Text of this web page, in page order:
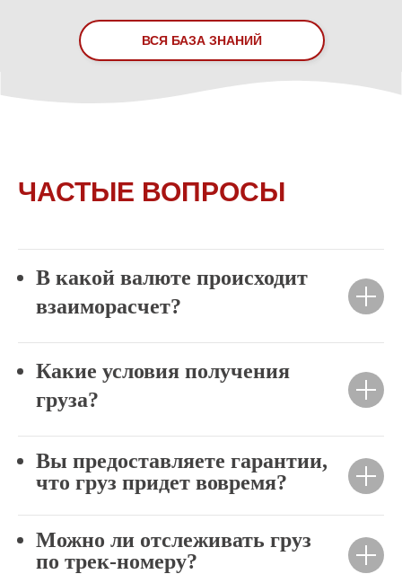
ВСЯ БАЗА ЗНАНИЙ
ЧАСТЫЕ ВОПРОСЫ
В какой валюте происходит
взаиморасчет?
Какие условия получения
груза?
Вы предоставляете гарантии,
что груз придет вовремя?
Можно ли отслеживать груз
по трек-номеру?